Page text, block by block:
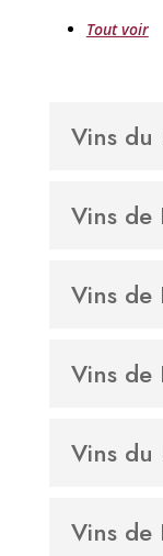
Tout voir
Vins du
Vins de
Vins de
Vins de
Vins du
Vins de